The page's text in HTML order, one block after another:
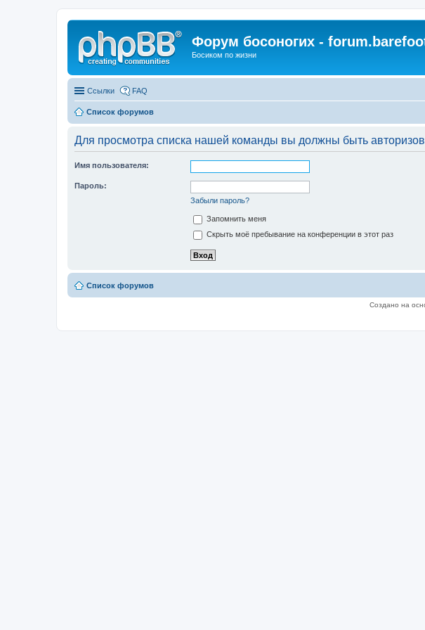
Форум босоногих -
Босиком по жизни
Ссылки FAQ
Список форумов
Для просмотра списка нашей команды вы должны быть
Имя пользователя:
Пароль:
Забыли пароль?
Запомнить меня
Скрыть моё пребывание на конференции в этот раз
Список форумов
Создано на